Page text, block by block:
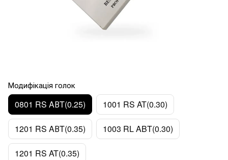
Модифікація голок
0801 RS AВT(0.25) 1001 RS AT(0.30)
1201 RS AВT(0.35) 1003 RL ABT(0.30)
1201 RS AT(0.35)